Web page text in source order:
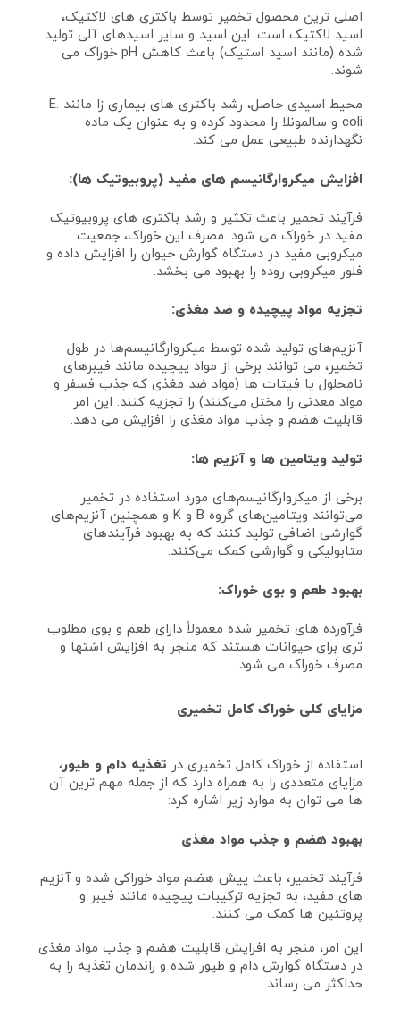
اصلی‌ ترین محصول تخمیر توسط باکتری‌ های لاکتیک،
اسید لاکتیک است. این اسید و سایر اسیدهای آلی تولید
شده (مانند اسید استیک) باعث کاهش pH خوراک می‌
شوند.
محیط اسیدی حاصل، رشد باکتری‌ های بیماری‌ زا مانند E.
coli و سالمونلا را محدود کرده و به عنوان یک ماده
نگهدارنده طبیعی عمل می‌ کند.
افزایش میکروارگانیسم‌ های مفید (پروبیوتیک‌ ها):
فرآیند تخمیر باعث تکثیر و رشد باکتری‌ های پروبیوتیک
مفید در خوراک می‌ شود. مصرف این خوراک، جمعیت
میکروبی مفید در دستگاه گوارش حیوان را افزایش داده و
فلور میکروبی روده را بهبود می‌ بخشد.
تجزیه مواد پیچیده و ضد مغذی:
آنزیم‌های تولید شده توسط میکروارگانیسم‌ها در طول
تخمیر، می‌ توانند برخی از مواد پیچیده مانند فیبرهای
نامحلول یا فیتات‌ ها (مواد ضد مغذی که جذب فسفر و
مواد معدنی را مختل می‌کنند) را تجزیه کنند. این امر
قابلیت هضم و جذب مواد مغذی را افزایش می‌ دهد.
تولید ویتامین‌ ها و آنزیم‌ ها:
برخی از میکروارگانیسم‌های مورد استفاده در تخمیر
می‌توانند ویتامین‌های گروه B و K و همچنین آنزیم‌های
گوارشی اضافی تولید کنند که به بهبود فرآیندهای
متابولیکی و گوارشی کمک می‌کنند.
بهبود طعم و بوی خوراک:
فرآورده‌ های تخمیر شده معمولاً دارای طعم و بوی مطلوب‌
تری برای حیوانات هستند که منجر به افزایش اشتها و
مصرف خوراک می‌ شود.
مزایای کلی خوراک کامل تخمیری
استفاده از خوراک کامل تخمیری در تغذیه دام و طیور،
مزایای متعددی را به همراه دارد که از جمله مهم‌ ترین آن‌
ها می‌ توان به موارد زیر اشاره کرد:
بهبود هضم و جذب مواد مغذی
فرآیند تخمیر، باعث پیش‌ هضم مواد خوراکی شده و آنزیم‌
های مفید، به تجزیه ترکیبات پیچیده مانند فیبر و
پروتئین‌ ها کمک می‌ کنند.
این امر، منجر به افزایش قابلیت هضم و جذب مواد مغذی
در دستگاه گوارش دام و طیور شده و راندمان تغذیه را به
حداکثر می‌ رساند.